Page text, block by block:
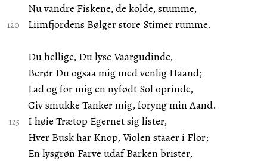
Nu vandre Fiskene, de kolde, stumme,
Liimfjordens Bølger store Stimer rumme.
Du hellige, Du lyse Vaargudinde,
Berør Du ogsaa mig med venlig Haand;
Lad og for mig en nyfødt Sol oprinde,
Giv smukke Tanker mig, foryng min Aand.
I høie Trætop Egernet sig lister,
Hver Busk har Knop, Violen staaer i Flor;
En lysgrøn Farve udaf Barken brister,